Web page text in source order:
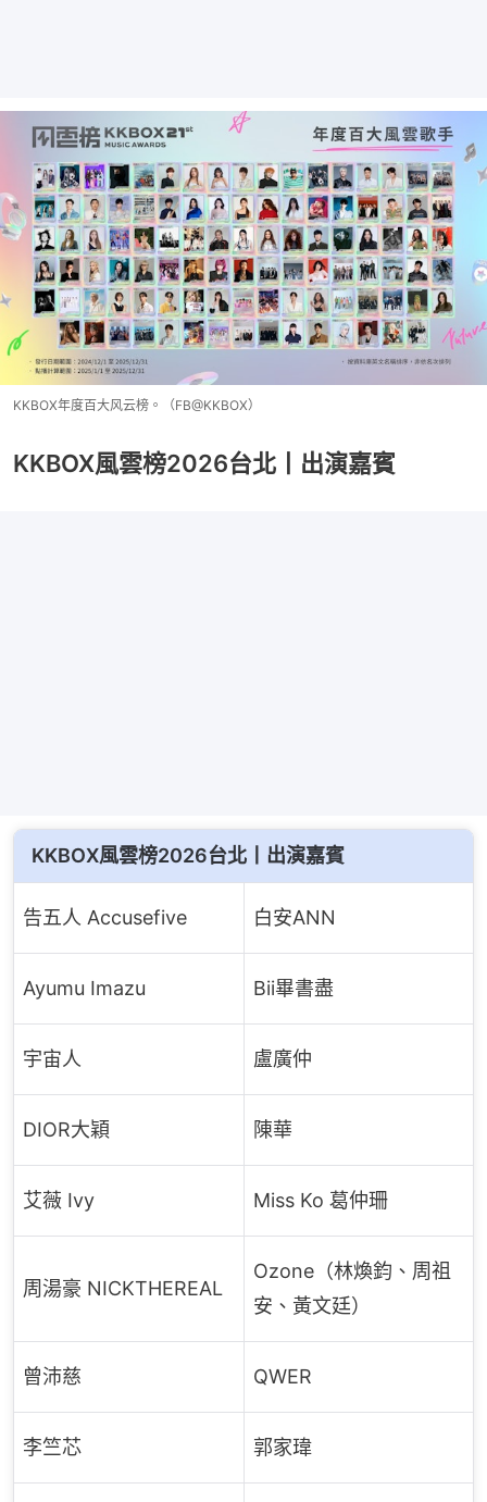
KKBOX年度百大风云榜。（FB@KKBOX）
KKBOX風雲榜2026台北丨出演嘉賓
KKBOX風雲榜2026台北丨出演嘉賓
告五人 Accusefive 白安ANN
Ayumu Imazu Bii畢書盡
宇宙人 盧廣仲
DIOR大穎 陳華
艾薇 Ivy Miss Ko 葛仲珊
周湯豪 NICKTHEREAL
Ozone（林煥鈞、周祖
安、黃文廷）
曾沛慈 QWER
李竺芯 郭家瑋